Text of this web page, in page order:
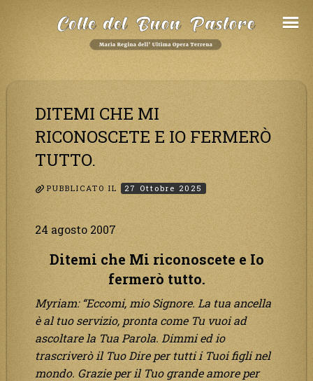
DITEMI CHE MI
RICONOSCETE E IO FERMERÒ
TUTTO.
PUBBLICATO IL 27 Ottobre 2025
24 agosto 2007
Ditemi che Mi riconoscete e Io
fermerò tutto.
Myriam: “Eccomi, mio Signore. La tua ancella
è al tuo servizio, pronta come Tu vuoi ad
ascoltare la Tua Parola. Dimmi ed io
trascriverò il Tuo Dire per tutti i Tuoi figli nel
mondo. Grazie per il Tuo grande amore per